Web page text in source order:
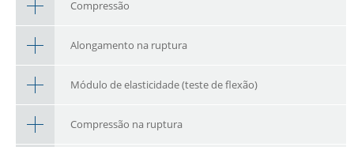
Compressão
Alongamento na ruptura
Módulo de elasticidade (teste de flexão)
Compressão na ruptura